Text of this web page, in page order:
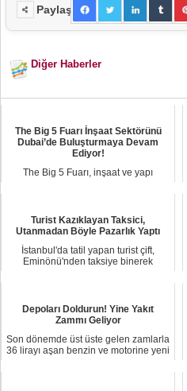
Paylaş
Diğer Haberler
The Big 5 Fuarı İnşaat Sektörünü
Dubai’de Buluşturmaya Devam
Ediyor!
The Big 5 Fuarı, inşaat ve yapı
Turist Kazıklayan Taksici,
Utanmadan Böyle Pazarlık Yaptı
İstanbul'da tatil yapan turist çift,
Eminönü'nden taksiye binerek
Depoları Doldurun! Yine Yakıt
Zammı Geliyor
Son dönemde üst üste gelen zamlarla
36 lirayı aşan benzin ve motorine yeni